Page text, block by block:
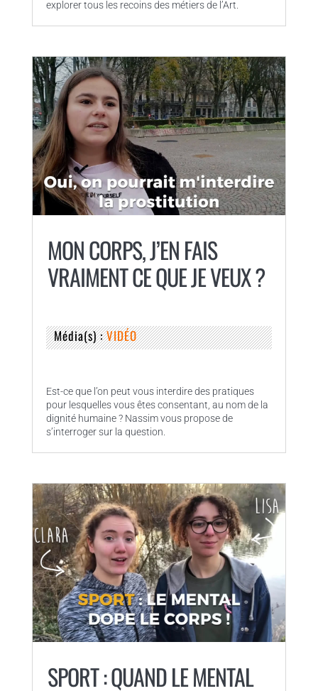
explorer tous les recoins des métiers de l’Art.
MON CORPS, J’EN FAIS
VRAIMENT CE QUE JE VEUX ?
Média(s) :VIDÉO
Est-ce que l’on peut vous interdire des pratiques
pour lesquelles vous êtes consentant, au nom de la
dignité humaine ? Nassim vous propose de
s’interroger sur la question.
SPORT : QUAND LE MENTAL